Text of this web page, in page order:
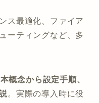
ス最適化、ファイア
ーティングなど、多
概念から設定手順、
。実際の導入時に役